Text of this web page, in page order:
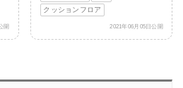
開
クッションフロア
2021年06月05日公開